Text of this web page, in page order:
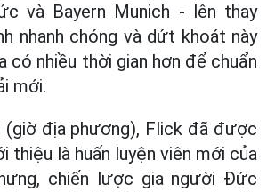
và Bayern Munich - lên thay
nhanh chóng và dứt khoát này
có nhiều thời gian hơn để chuẩn
mới.
địa phương), Flick đã được
thiệu là huấn luyện viên mới của
chiến lược gia người Đức